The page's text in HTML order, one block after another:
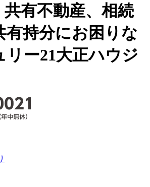
有不動産、相続
有持分にお困りな
リー21大正ハウジ